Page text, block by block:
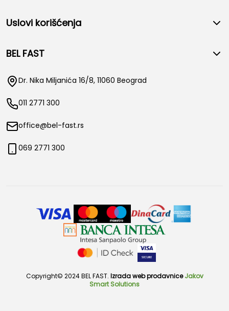
Uslovi korišćenja
BEL FAST
Dr. Nika Miljanića 16/8, 11060 Beograd
011 2771 300
office@bel-fast.rs
069 2771 300
Copyright© 2024 BEL FAST. Izrada web prodavnice Jakov
Smart Solutions